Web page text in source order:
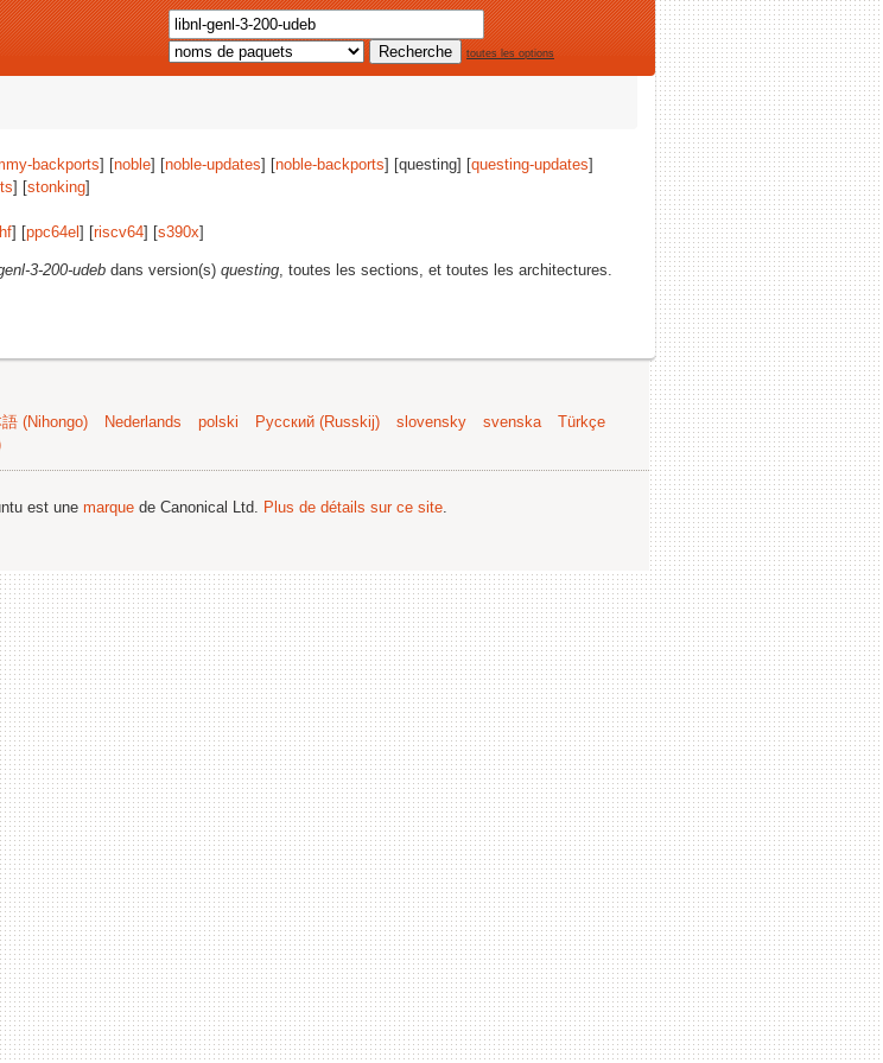
toutes les options
backports] [noble] [noble-updates] [noble-backports] [questing] [questing-updates]
] [stonking]
] [ppc64el ] [riscv64] [s390x]
3-200-udeb dans version(s) questing, toutes les sections, et toutes les architectures.
語 (Nihongo) Nederlands polski Русский (Russkij) slovensky svenska
Türkçe
est une marque de Canonical Ltd. Plus de détails sur ce site.